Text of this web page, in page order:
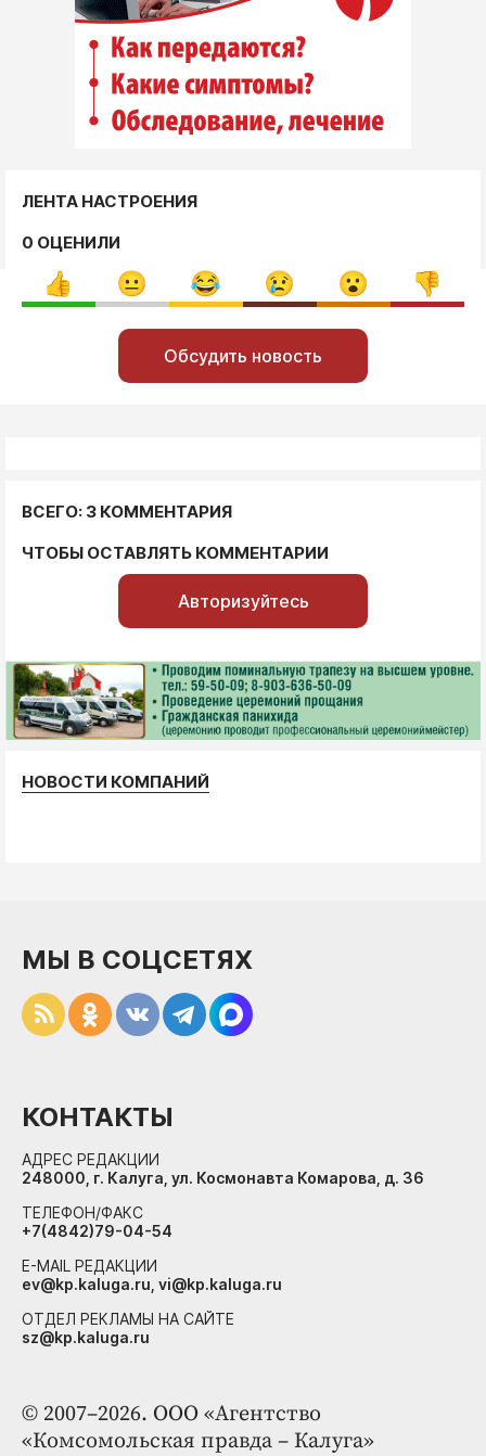
ЛЕНТА НАСТРОЕНИЯ
0 ОЦЕНИЛИ
Обсудить новость
ВСЕГО: 3 КОММЕНТАРИЯ
ЧТОБЫ ОСТАВЛЯТЬ КОММЕНТАРИИ
Авторизуйтесь
НОВОСТИ КОМПАНИЙ
© 2007–2026. ООО «Агентство
«Комсомольская правда – Калуга»
МЫ В СОЦСЕТЯХ
КОНТАКТЫ
АДРЕС РЕДАКЦИИ
248000, г. Калуга, ул. Космонавта Комарова, д. 36
ТЕЛЕФОН/ФАКС
+7(4842)79-04-54
E-MAIL РЕДАКЦИИ
ev@kp.kaluga.ru, vi@kp.kaluga.ru
ОТДЕЛ РЕКЛАМЫ НА САЙТЕ
sz@kp.kaluga.ru